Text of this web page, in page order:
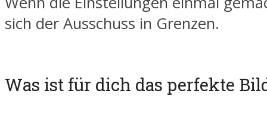
sich der Ausschuss in Grenzen.
Was ist für dich das perfekte